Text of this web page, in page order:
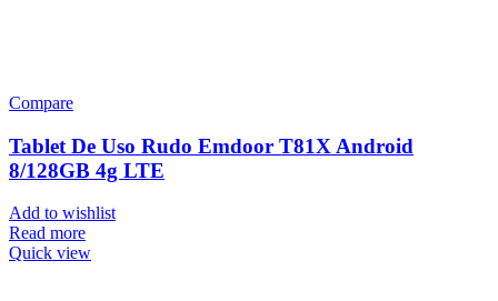
Compare
Tablet De Uso Rudo Emdoor T81X Android
8/128GB 4g LTE
Add to wishlist
Read more
Quick view